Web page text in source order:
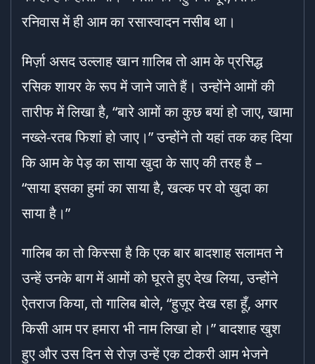
रनिवास में ही आम का रसास्वादन नसीब था।
मिर्ज़ा असद उल्लाह खान ग़ालिब तो आम के प्रसिद्ध
रसिक शायर के रूप में जाने जाते हैं। उन्होंने आमों की
तारीफ में लिखा है, “बारे आमों का कुछ बयां हो जाए, खामा
नख्ले-रतब फिशां हो जाए।” उन्होंने तो यहां तक कह दिया
कि आम के पेड़ का साया खुदा के साए की तरह है –
“साया इसका हुमां का साया है, खल्क पर वो खुदा का
साया है।”
गालिब का तो किस्सा है कि एक बार बादशाह सलामत ने
उन्हें उनके बाग में आमों को घूरते हुए देख लिया, उन्होंने
ऐतराज किया, तो गालिब बोले, “हुज़ूर देख रहा हूँ, अगर
किसी आम पर हमारा भी नाम लिखा हो।” बादशाह खुश
हुए और उस दिन से रोज़ उन्हें एक टोकरी आम भेजने